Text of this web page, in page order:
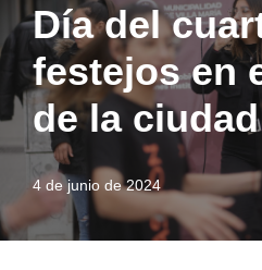
Día del
festejos en
de la ciudad
4 de junio de 2024